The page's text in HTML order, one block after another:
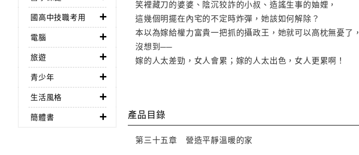
國高中技職考用
電腦
旅遊
青少年
生活風格
簡體書
笑裡藏刀的婆婆、陰沉狡詐的小叔、造謠生事的妯娌，
這幾個明擺在內宅的不定時炸彈，她該如何解除？
本以為嫁給權力富貴一把抓的攝政王，她就可以高枕無憂了，
沒想到──
嫁的人太差勁，女人會累；嫁的人太出色，女人更累啊！
產品目錄
第三十五章 營造平靜溫暖的家